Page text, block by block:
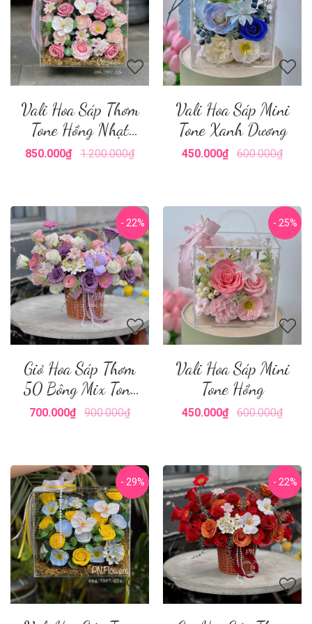
Vali Hoa Sáp Thơm
Tone Hồng Nhạt
Size Nhỏ
850.000₫ 1.200.000₫
Vali Hoa Sáp Mini
Tone Xanh Dương
450.000₫ 600.000₫
- 22%
Giỏ Hoa Sáp Thơm
50 Bông Mix Tone
Tím
700.000₫ 900.000₫
- 25%
Vali Hoa Sáp Mini
Tone Hồng
450.000₫ 600.000₫
- 29% - 22%